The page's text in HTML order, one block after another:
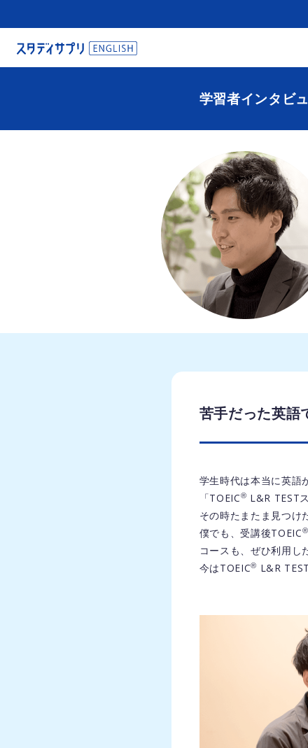
学習者インタビ
苦手だった英語
学生時代は本当に英語
「TOEIC® L&R TEST
その時たまたま見つけ
僕でも、受講後TOEIC®
コースも、ぜひ利用し
今はTOEIC® L&R